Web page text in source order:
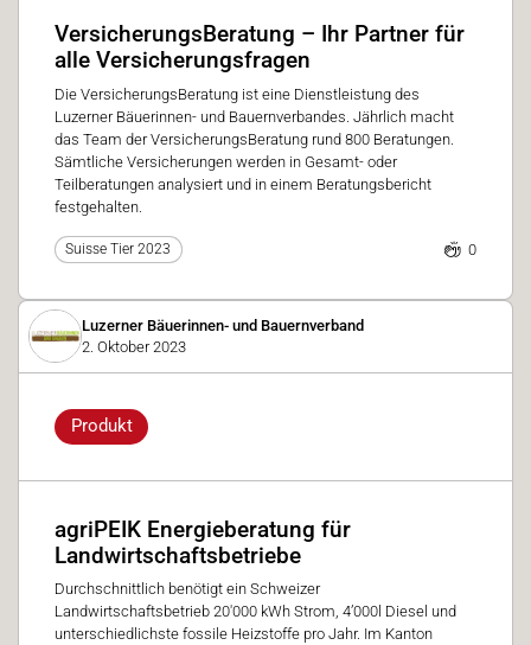
VersicherungsBeratung – Ihr Partner für
alle Versicherungsfragen
Die VersicherungsBeratung ist eine Dienstleistung des
Luzerner Bäuerinnen- und Bauernverbandes. Jährlich macht
das Team der VersicherungsBeratung rund 800 Beratungen.
Sämtliche Versicherungen werden in Gesamt- oder
Teilberatungen analysiert und in einem Beratungsbericht
festgehalten.
Suisse Tier 2023 0
Luzerner Bäuerinnen- und Bauernverband
2. Oktober 2023
Produkt
agriPEIK Energieberatung für
Landwirtschaftsbetriebe
Durchschnittlich benötigt ein Schweizer
Landwirtschaftsbetrieb 20'000 kWh Strom, 4’000l Diesel und
unterschiedlichste fossile Heizstoffe pro Jahr. Im Kanton